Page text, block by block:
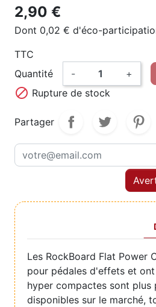
2,90 €
Dont 0,02 € d'éco-
TTC
Quantité
- +
 Rupture de stock
Partager
Les RockBoard Flat Power
pour pédales d'effets et
hyper compactes sont
disponibles sur le marché,